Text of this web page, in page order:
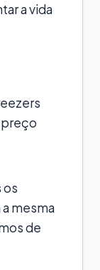
a vida
preço
os
mesma
de